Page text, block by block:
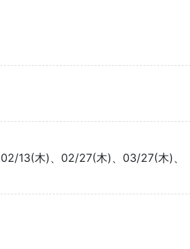
13(木)、02/27(木)、03/27(木)、